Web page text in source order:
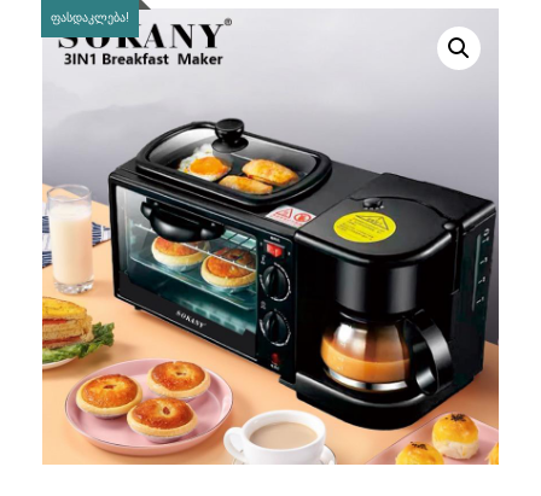
ᲤᲐᲡᲓᲐᲙᲚᲔᲑᲐ!